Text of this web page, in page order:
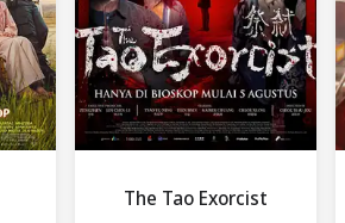
The Tao Exorcist